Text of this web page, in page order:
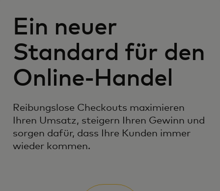
Ein neuer
Standard für den
Online-Handel
Reibungslose Checkouts maximieren
Ihren Umsatz, steigern Ihren Gewinn und
sorgen dafür, dass Ihre Kunden immer
wieder kommen.